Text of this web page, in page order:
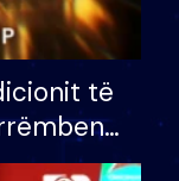
të
eurosh